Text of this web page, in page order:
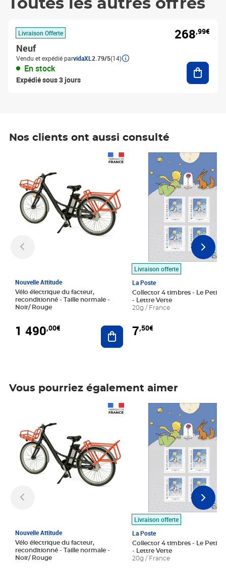
Toutes les autres offres
Livraison Offerte
Neuf
Vendu et expédié parvidaXL 2.79/5(14)
En stock
Expédié sous 3 jours
268,99€
Nos clients ont aussi consulté
Nouvelle Attitude
Vélo électrique du facteur,
reconditionné - Taille normale -
Noir/ Rouge
1 490,00€ Ajouter au panier
Livraison offerte
La Poste
Collector 4 timbres - Le Petit
- Lettre Verte
20g / France
7,50€
Prix 7,50€
Vous pourriez également aimer
Nouvelle Attitude
Vélo électrique du facteur,
reconditionné - Taille normale -
Noir/ Rouge
Livraison offerte
La Poste
Collector 4 timbres - Le Petit
- Lettre Verte
20g / France
Prix 7,50€